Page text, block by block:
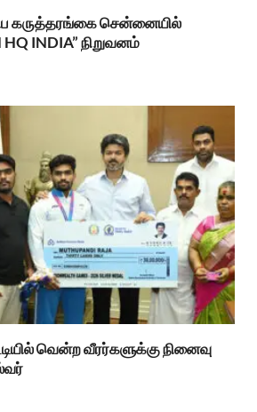
சென்னையில்
INDIA” நிறுவனம்
வென்ற வீரர்களுக்கு நினைவு